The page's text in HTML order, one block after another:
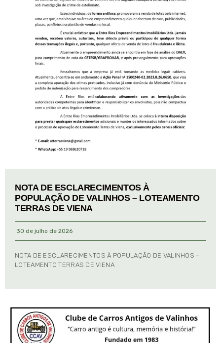
NOTA DE ESCLARECIMENTOS À
POPULAÇÃO DE VALINHOS – LOTEAMENTO
TERRAS DE VIENA
30 de julho de 2026
NOTA DE ESCLARECIMENTOS À POPULAÇÃO DE VALINHOS –
LOTEAMENTO TERRAS DE VIENA